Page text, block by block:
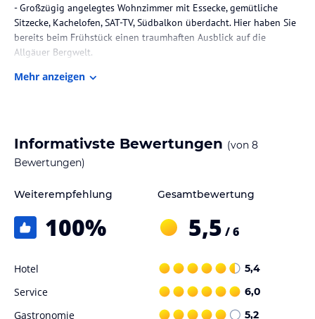
- Großzügig angelegtes Wohnzimmer mit Essecke, gemütliche
Sitzecke, Kachelofen, SAT-TV, Südbalkon überdacht. Hier haben Sie
bereits beim Frühstück einen traumhaften Ausblick auf die
Allgäuer Bergwelt.
- Badezimmer mit Wanne, WC, Bidet, Haarfön
Frühstücksservice
Bettwäsche, Hand- und Duschtücher, Geschirrtücher werden von
enthalten, tägliche Anreise möglich.
Hoteliers-/Veranstalter-/Kataloginformationen. Alle Angaben
ohne Gewähr und ohne Prüfung durch HolidayCheck. Bitte
lies vor der Buchung die verbindlichen Angebotsdetails
jeweiligen Veranstalters.
Mehr anzeigen
Informativste Bewertungen (von 8
Bewertungen)
Weiterempfehlung
100%
Gesamtbewertung
5,5 / 6
Hotel 5,4
Service 6,0
Gastronomie 5,2